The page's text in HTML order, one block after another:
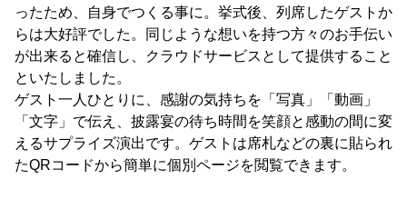
ったため、自身でつくる事に。挙式後、列席したゲストか
らは大好評でした。同じような想いを持つ方々のお手伝い
が出来ると確信し、クラウドサービスとして提供すること
といたしました。
ゲスト一人ひとりに、感謝の気持ちを「写真」「動画」
「文字」で伝え、披露宴の待ち時間を笑顔と感動の間に変
えるサプライズ演出です。ゲストは席札などの裏に貼られ
たQRコードから簡単に個別ページを閲覧できます。